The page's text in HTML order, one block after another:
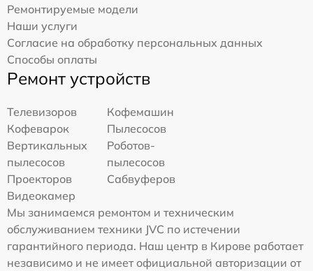
Ремонтируемые модели
Наши услуги
Согласие на обработку персональных данных
Способы оплаты
Ремонт устройств
Телевизоров
Кофемашин
Кофеварок
Пылесосов
Вертикальных
пылесосов
Роботов-
пылесосов
Проекторов
Сабвуферов
Видеокамер
Мы занимаемся ремонтом и техническим
обслуживанием техники JVC по истечении
гарантийного периода. Наш центр в Кирове работает
независимо и не имеет официальной авторизации от